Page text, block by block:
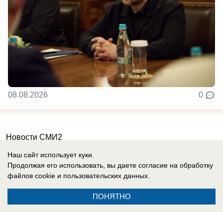
08.08.2026 0
Новости СМИ2
Реклама на сайте
Наш сайт использует куки.
Продолжая его использовать, вы даете согласие на обработку
файлов cookie и пользовательских данных.
ПОНЯТНО